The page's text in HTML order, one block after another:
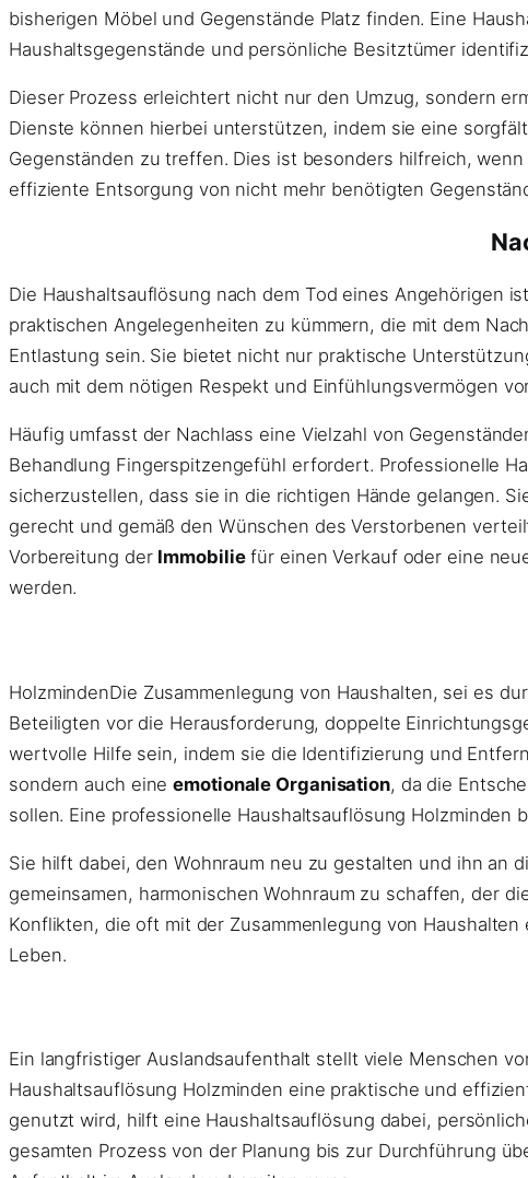
bisherigen Möbel und Gegenstände Platz finden. Eine
Haushaltsgegenstände und persönliche Besitztümer
Dieser Prozess erleichtert nicht nur den Umzug, sondern
Dienste können hierbei unterstützen, indem sie eine
Gegenständen zu treffen. Dies ist besonders hilfreich,
effiziente Entsorgung von nicht mehr benötigten
Die Haushaltsauflösung nach dem Tod eines Angehörigen
praktischen Angelegenheiten zu kümmern, die mit dem
Entlastung sein. Sie bietet nicht nur praktische
auch mit dem nötigen Respekt und Einfühlungsvermögen
Häufig umfasst der Nachlass eine Vielzahl von
Behandlung Fingerspitzengefühl erfordert. Professionelle
sicherzustellen, dass sie in die richtigen Hände gelangen.
gerecht und gemäß den Wünschen des Verstorbenen
Vorbereitung der Immobiliefür einen Verkauf oder eine
werden.
HolzmindenDie Zusammenlegung von Haushalten, sei es
Beteiligten vor die Herausforderung, doppelte
wertvolle Hilfe sein, indem sie die Identifizierung und
sondern auch eineemotionale Organisation, da die
sollen. Eine professionelle Haushaltsauflösung Holzminden
Sie hilft dabei, den Wohnraum neu zu gestalten und ihn an
gemeinsamen, harmonischen Wohnraum zu schaffen, der
Konflikten, die oft mit der Zusammenlegung von
Leben.
Ein langfristiger Auslandsaufenthalt stellt viele Menschen
Haushaltsauflösung Holzminden eine praktische und
genutzt wird, hilft eine Haushaltsauflösung dabei,
gesamten Prozess von der Planung bis zur Durchführung